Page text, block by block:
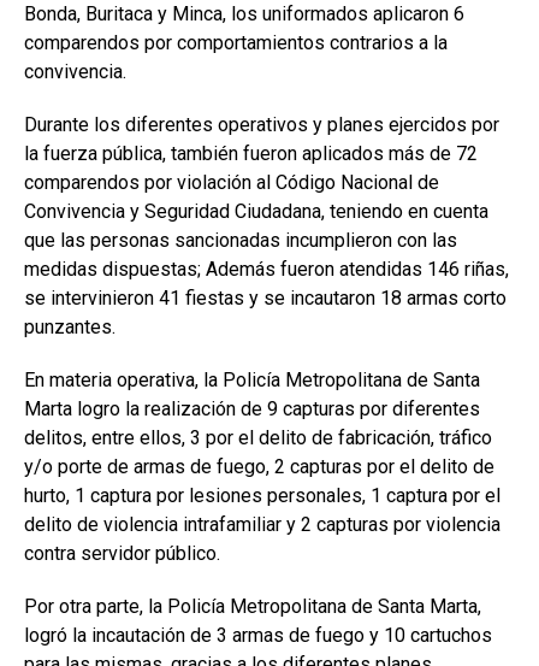
Bonda, Buritaca y Minca, los uniformados aplicaron 6
comparendos por comportamientos contrarios a la
convivencia.
Durante los diferentes operativos y planes ejercidos por
la fuerza pública, también fueron aplicados más de 72
comparendos por violación al Código Nacional de
Convivencia y Seguridad Ciudadana, teniendo en cuenta
que las personas sancionadas incumplieron con las
medidas dispuestas; Además fueron atendidas 146 riñas,
se intervinieron 41 fiestas y se incautaron 18 armas corto
punzantes.
En materia operativa, la Policía Metropolitana de Santa
Marta logro la realización de 9 capturas por diferentes
delitos, entre ellos, 3 por el delito de fabricación, tráfico
y/o porte de armas de fuego, 2 capturas por el delito de
hurto, 1 captura por lesiones personales, 1 captura por el
delito de violencia intrafamiliar y 2 capturas por violencia
contra servidor público.
Por otra parte, la Policía Metropolitana de Santa Marta,
logró la incautación de 3 armas de fuego y 10 cartuchos